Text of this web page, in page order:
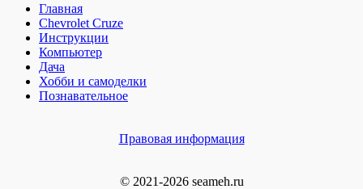
Главная
Chevrolet Cruze
Инструкции
Компьютер
Дача
Хобби и самоделки
Познавательное
Правовая информация
© 2021-2026 seameh.ru